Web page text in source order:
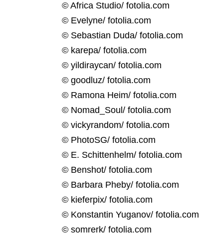
© Africa Studio/ fotolia.com
© Evelyne/ fotolia.com
© Sebastian Duda/ fotolia.com
© karepa/ fotolia.com
© yildiraycan/ fotolia.com
© goodluz/ fotolia.com
© Ramona Heim/ fotolia.com
© Nomad_Soul/ fotolia.com
© vickyrandom/ fotolia.com
© PhotoSG/ fotolia.com
© E. Schittenhelm/ fotolia.com
© Benshot/ fotolia.com
© Barbara Pheby/ fotolia.com
© kieferpix/ fotolia.com
© Konstantin Yuganov/ fotolia.com
© somrerk/ fotolia.com